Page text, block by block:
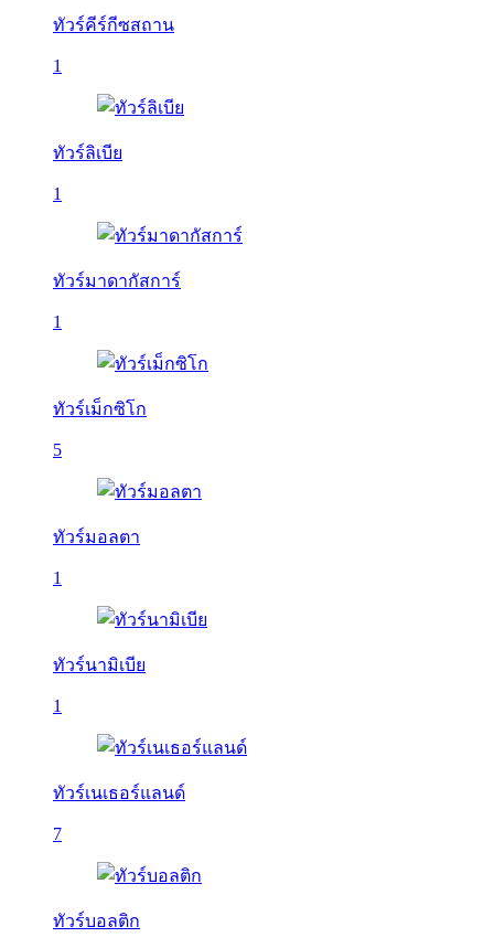
ทัวร์คีร์กีซสถาน
1
ทัวร์ลิเบีย
1
ทัวร์มาดากัสการ์
1
ทัวร์เม็กซิโก
5
ทัวร์มอลตา
1
ทัวร์นามิเบีย
1
ทัวร์เนเธอร์แลนด์
7
ทัวร์บอลติก